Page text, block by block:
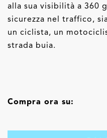
alla sua visibilità a 360
sicurezza nel traffico,
un ciclista, un
strada buia.
Compra ora su: